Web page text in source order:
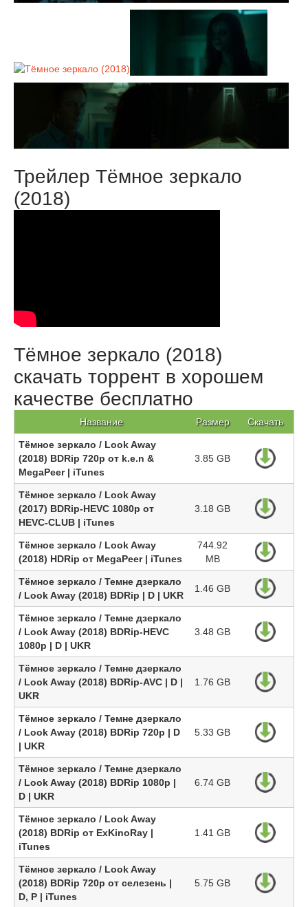
Трейлер Тёмное зеркало
(2018)
Тёмное зеркало (2018)
скачать торрент в хорошем
качестве бесплатно
Название Размер Скачать
Тёмное зеркало / Look Away
(2018) BDRip 720p от k.e.n &
MegaPeer | iTunes
3.85 GB
Тёмное зеркало / Look Away
(2017) BDRip-HEVC 1080p от
HEVC-CLUB | iTunes
3.18 GB
Тёмное зеркало / Look Away
(2018) HDRip от MegaPeer | iTunes
744.92
MB
Тёмное зеркало / Темне дзеркало
/ Look Away (2018) BDRip | D | UKR
1.46 GB
Тёмное зеркало / Темне дзеркало
/ Look Away (2018) BDRip-HEVC
1080p | D | UKR
3.48 GB
Тёмное зеркало / Темне дзеркало
/ Look Away (2018) BDRip-AVC | D |
UKR
1.76 GB
Тёмное зеркало / Темне дзеркало
/ Look Away (2018) BDRip 720p | D
| UKR
5.33 GB
Тёмное зеркало / Темне дзеркало
/ Look Away (2018) BDRip 1080p |
D | UKR
6.74 GB
Тёмное зеркало / Look Away
(2018) BDRip от ExKinoRay |
iTunes
1.41 GB
Тёмное зеркало / Look Away
(2018) BDRip 720p от селезень |
D, P | iTunes
5.75 GB